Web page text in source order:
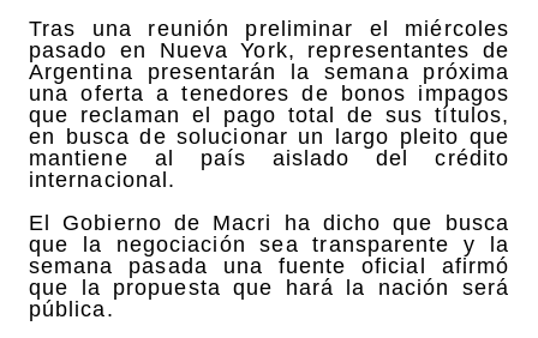
Tras una reunión preliminar el miércoles
pasado en Nueva York, representantes de
Argentina presentarán la semana próxima
una oferta a tenedores de bonos impagos
que reclaman el pago total de sus títulos,
en busca de solucionar un largo pleito que
mantiene al país aislado del crédito
internacional.
El Gobierno de Macri ha dicho que busca
que la negociación sea transparente y la
semana pasada una fuente oficial afirmó
que la propuesta que hará la nación será
pública.